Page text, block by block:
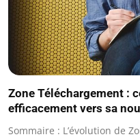
Zone Téléchargement :
efficacement vers sa
Sommaire : L’évolution de